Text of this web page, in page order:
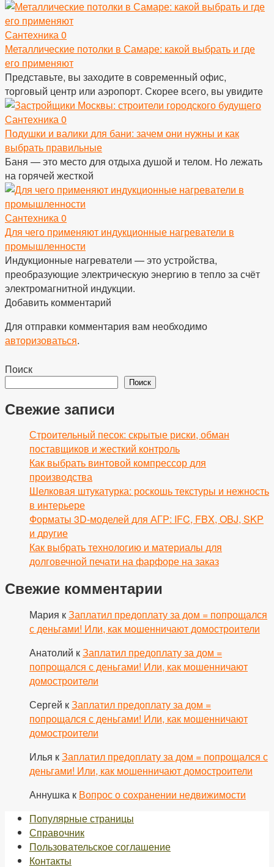
Сантехника0
Металлические потолки в Самаре: какой выбрать и где
его применяют
Представьте, вы заходите в современный офис,
торговый центр или аэропорт. Скорее всего, вы увидите
Сантехника0
Подушки и валики для бани: зачем они нужны и как
выбрать правильные
Баня — это место для отдыха душой и телом. Но лежать
на горячей жесткой
Сантехника0
Для чего применяют индукционные нагреватели в
промышленности
Индукционные нагреватели — это устройства,
преобразующие электрическую энергию в тепло за счёт
электромагнитной индукции.
Добавить комментарий
Для отправки комментария вам необходимо
авторизоваться.
Поиск
Поиск
Свежие записи
Строительный песок: скрытые риски, обман
поставщиков и жесткий контроль
Как выбрать винтовой компрессор для
производства
Шелковая штукатурка: роскошь текстуры и нежность
в интерьере
Форматы 3D-моделей для АГР: IFC, FBX, OBJ, SKP
и другие
Как выбрать технологию и материалы для
долговечной печати на фарфоре на заказ
Свежие комментарии
Мария кЗаплатил предоплату за дом = попрощался
с деньгами! Или, как мошенничают домостроители
Анатолий кЗаплатил предоплату за дом =
попрощался с деньгами! Или, как мошенничают
домостроители
Сергей кЗаплатил предоплату за дом =
попрощался с деньгами! Или, как мошенничают
домостроители
Илья кЗаплатил предоплату за дом = попрощался с
деньгами! Или, как мошенничают домостроители
Аннушка к Вопрос о сохранении недвижимости
Популярные страницы
Справочник
Пользовательское соглашение
Контакты